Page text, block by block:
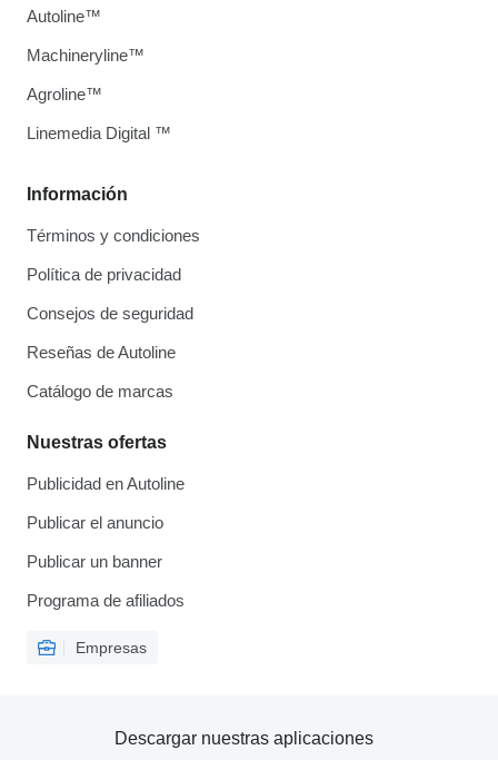
Información
Términos y condiciones
Política de privacidad
Consejos de seguridad
Reseñas de Autoline
Catálogo de marcas
Nuestras ofertas
Publicidad en Autoline
Publicar el anuncio
Publicar un banner
Programa de afiliados
Empresas
Autoline™
Machineryline™
Agroline™
Linemedia Digital ™
Descargar nuestras aplicaciones